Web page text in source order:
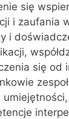
się
i zaufania
i
się od